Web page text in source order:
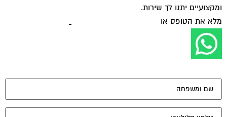
ומקצועיים יתנו לך שירות.
מלא את הטופס אולחץ לשליחת הודעת ווצאפ